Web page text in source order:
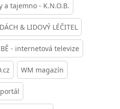
a tajemno - K.N.O.B.
& LIDOVÝ LÉČITEL
- internetová televize
WM magazín